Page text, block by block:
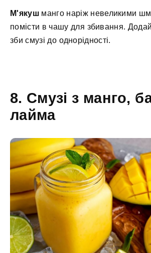
М'якушманго наріж невеликими
помісти в чашу для збивання.
зби смузі до однорідності.
8. Смузі з манго,
лайма